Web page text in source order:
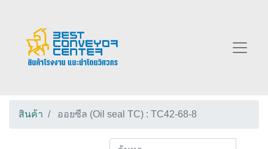
สินค้า ออยซีล (Oil seal TC) : TC42-68-8